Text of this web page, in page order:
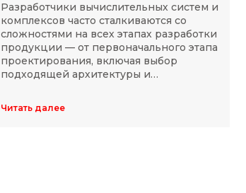
Разработчики вычислительных систем и
комплексов часто сталкиваются со
сложностями на всех этапах разработки
продукции — от первоначального этапа
проектирования, включая выбор
подходящей архитектуры и
длительного массового производства.
Читать далее